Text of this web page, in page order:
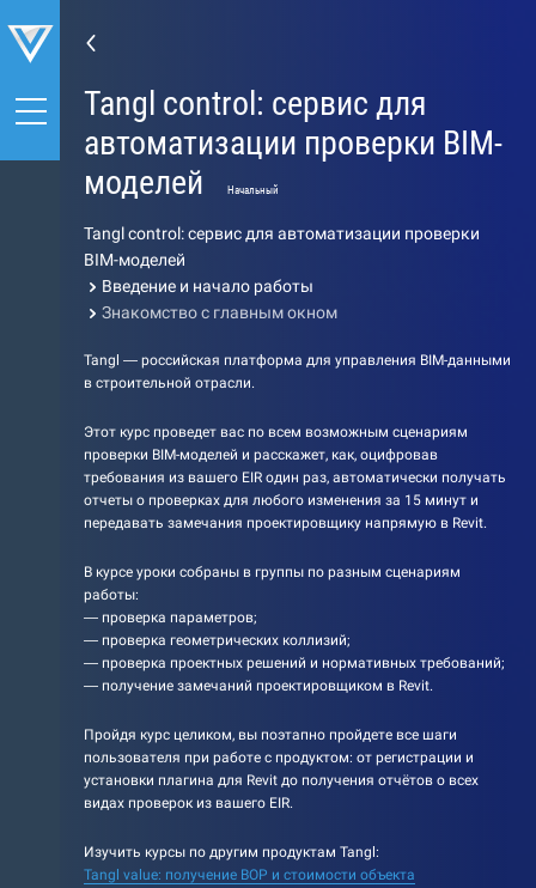
Tangl control: сервис для
автоматизации проверки BIM-
моделей
Начальный
Tangl control: сервис для автоматизации проверки
BIM-моделей
Введение и начало работы
Знакомство с главным окном
Tangl — российская платформа для управления BIM-данными
в строительной отрасли.
Этот курс проведет вас по всем возможным сценариям
проверки BIM-моделей и расскажет, как, оцифровав
требования из вашего EIR один раз, автоматически получать
отчеты о проверках для любого изменения за 15 минут и
передавать замечания проектировщику напрямую в Revit.
В курсе уроки собраны в группы по разным сценариям
работы:
— проверка параметров;
— проверка геометрических коллизий;
— проверка проектных решений и нормативных требований;
— получение замечаний проектировщиком в Revit.
Пройдя курс целиком, вы поэтапно пройдете все шаги
пользователя при работе с продуктом: от регистрации и
установки плагина для Revit до получения отчётов о всех
видах проверок из вашего EIR.
Изучить курсы по другим продуктам Tangl:
Tangl value: получение ВОР и стоимости объекта